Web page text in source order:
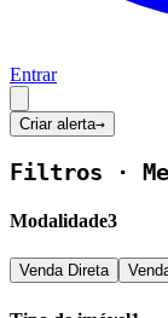
Entrar
Criar alerta→
Filtros ·
Modalidade3
Venda Direta